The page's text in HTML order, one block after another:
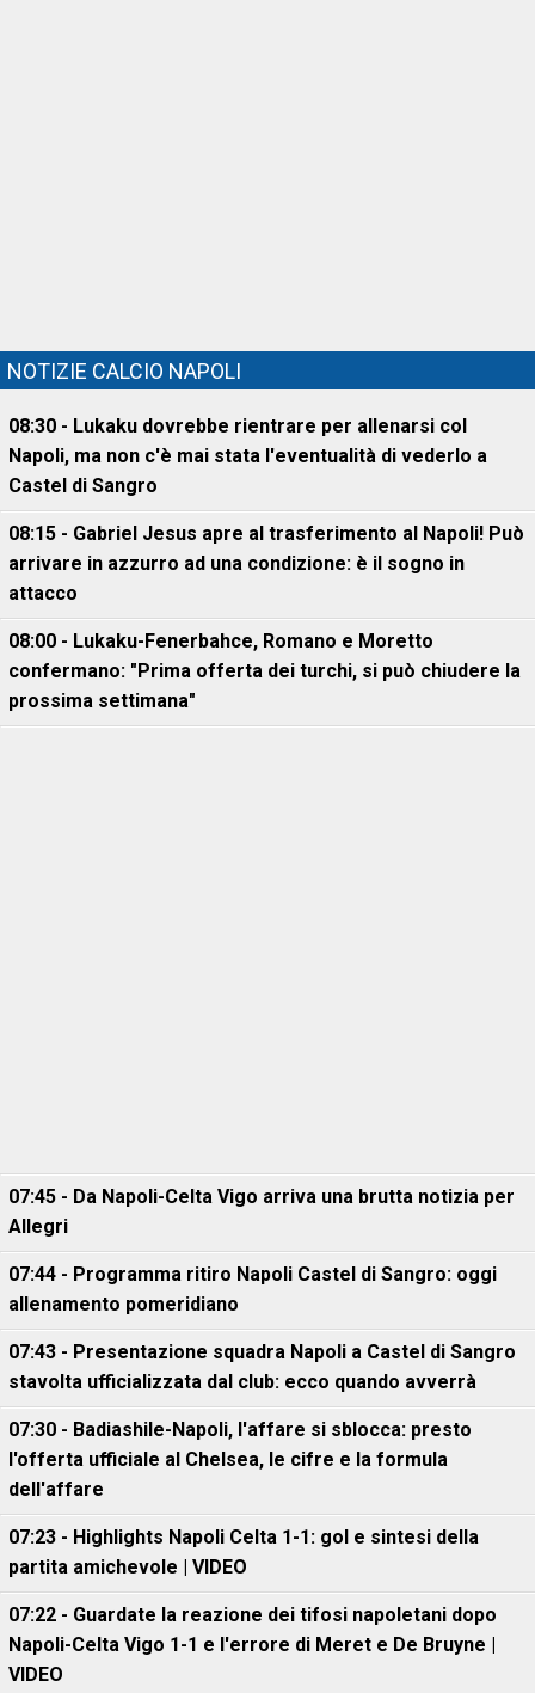
NOTIZIE CALCIO NAPOLI
08:30 - Lukaku dovrebbe rientrare per allenarsi col
Napoli, ma non c'è mai stata l'eventualità di vederlo a
Castel di Sangro
08:15 - Gabriel Jesus apre al trasferimento al Napoli! Può
arrivare in azzurro ad una condizione: è il sogno in
attacco
08:00 - Lukaku-Fenerbahce, Romano e Moretto
confermano: "Prima offerta dei turchi, si può chiudere la
prossima settimana"
07:45 - Da Napoli-Celta Vigo arriva una brutta notizia per
Allegri
07:44 - Programma ritiro Napoli Castel di Sangro: oggi
allenamento pomeridiano
07:43 - Presentazione squadra Napoli a Castel di Sangro
stavolta ufficializzata dal club: ecco quando avverrà
07:30 - Badiashile-Napoli, l'affare si sblocca: presto
l'offerta ufficiale al Chelsea, le cifre e la formula
dell'affare
07:23 - Highlights Napoli Celta 1-1: gol e sintesi della
partita amichevole | VIDEO
07:22 - Guardate la reazione dei tifosi napoletani dopo
Napoli-Celta Vigo 1-1 e l'errore di Meret e De Bruyne |
VIDEO